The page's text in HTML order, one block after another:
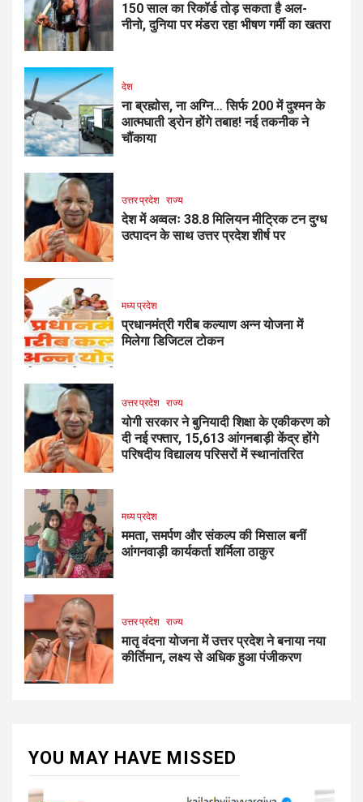
150 साल का रिकॉर्ड तोड़ सकता है अल-
नीनो, दुनिया पर मंडरा रहा भीषण गर्मी का खतरा
देश
ना ब्रह्मोस, ना अग्नि… सिर्फ ₹200 में दुश्मन के
आत्मघाती ड्रोन होंगे तबाह! नई तकनीक ने
चौंकाया
उत्तर प्रदेश राज्य
देश में अव्वलः 38.8 मिलियन मीट्रिक टन दुग्ध
उत्पादन के साथ उत्तर प्रदेश शीर्ष पर
मध्य प्रदेश
प्रधानमंत्री गरीब कल्याण अन्न योजना में
मिलेगा डिजिटल टोकन
उत्तर प्रदेश राज्य
योगी सरकार ने बुनियादी शिक्षा के एकीकरण को
दी नई रफ्तार, 15,613 आंगनबाड़ी केंद्र होंगे
परिषदीय विद्यालय परिसरों में स्थानांतरित
मध्य प्रदेश
ममता, समर्पण और संकल्प की मिसाल बनीं
आंगनवाड़ी कार्यकर्ता शर्मिला ठाकुर
उत्तर प्रदेश राज्य
मातृ वंदना योजना में उत्तर प्रदेश ने बनाया नया
कीर्तिमान, लक्ष्य से अधिक हुआ पंजीकरण
YOU MAY HAVE MISSED